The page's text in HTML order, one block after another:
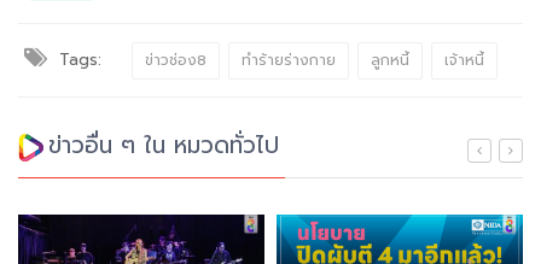
Tags: ข่าวช่อง8 ทำร้ายร่างกาย ลูกหนี้ เจ้าหนี้
ข่าวอื่น ๆ ใน หมวดทั่วไป